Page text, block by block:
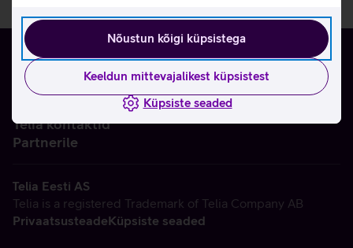
Nõustun kõigi küpsistega
Keeldun mittevajalikest küpsistest
Küpsiste seaded
Telia kontaktid
Partnerile
Telia Eesti AS
Telia is a registered Trademark of Telia Company AB
PrivaatsusteadeKüpsiste seaded